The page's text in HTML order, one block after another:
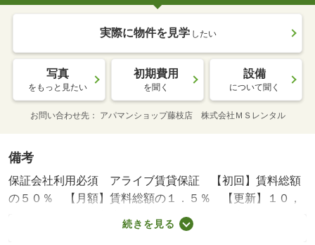
実際に物件を見学 したい
写真
をもっと見たい
初期費用
を聞く
設備
について聞く
お問い合わせ先 アパマンショップ藤枝店 株式会社ＭＳレンタル
備考
保証会社利用必須 アライブ賃貸保証 【初回】賃料総額
の５０％ 【月額】賃料総額の１．５％ 【更新】１０，
０００円／２年 蒲小学校・３２９ｍ 丸塚中学校・１７
３１ｍ コンビニ・４１６ｍ スーパー・１２９０ｍ 病
続きを見る